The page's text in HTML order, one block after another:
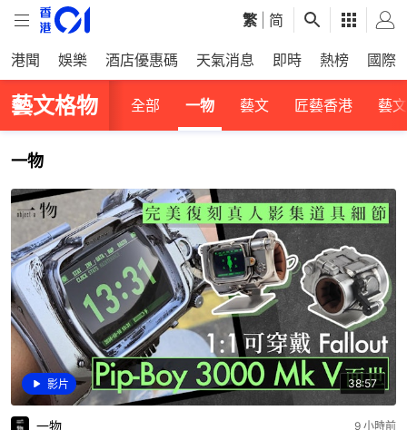
繁 简
港聞 娛樂 酒店優惠碼 天氣消息 即時 熱榜 國際
藝文格物 全部 一物 藝文 匠藝香港 藝
一物
影片 38:57
一物 9 小時前